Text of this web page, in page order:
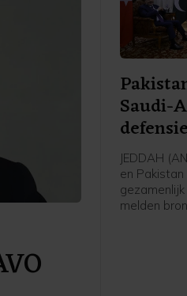
Saudi-
JEDDAH
en
melden